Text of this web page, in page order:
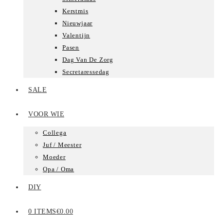
Kerstmis
Nieuwjaar
Valentijn
Pasen
Dag Van De Zorg
Secretaressedag
SALE
VOOR WIE
Collega
Juf / Meester
Moeder
Opa / Oma
DIY
0 ITEMS€0.00